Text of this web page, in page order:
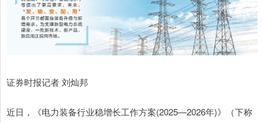
证券时报记者 刘灿邦
近日，《电力装备行业稳增长工作方案(2025—2026年)》（下称